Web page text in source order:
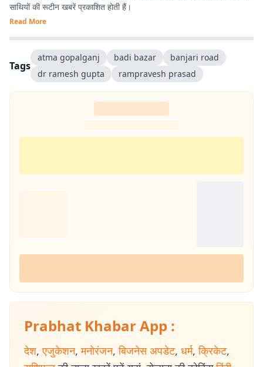
साथियों की रूटीन खबरें प्रकाशित होती हैं।
Read More
Tags
atma gopalganj badi bazar
banjari road
dr ramesh gupta
rampravesh prasad
Prabhat Khabar App :
देश, एजुकेशन, मनोरंजन, बिजनेस अपडेट, धर्म, क्रिकेट,